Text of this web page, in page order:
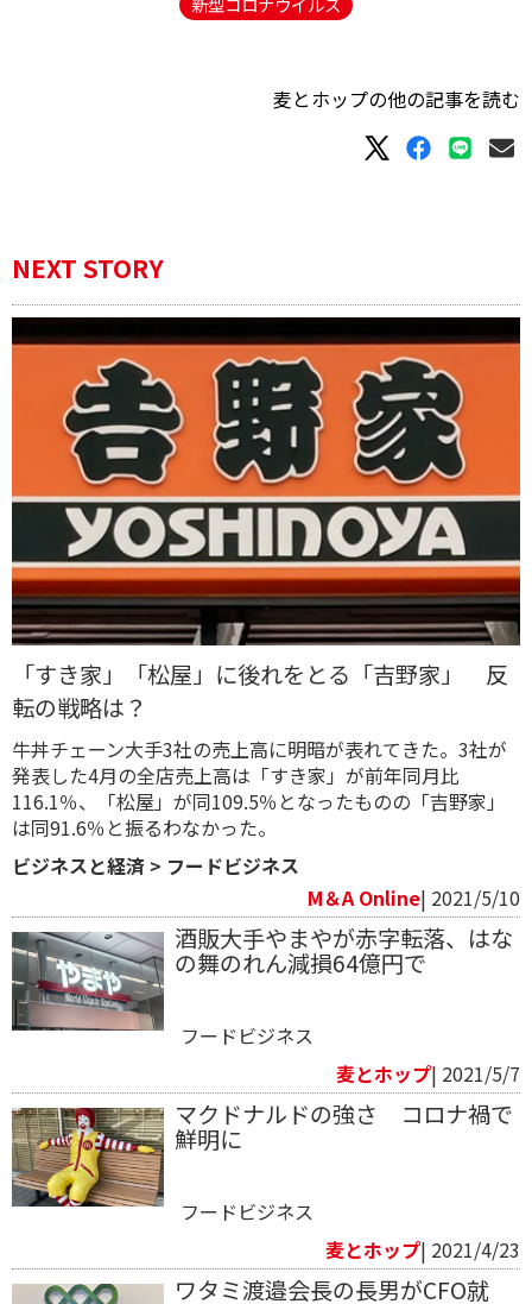
麦とホップの他の記事を読む
NEXT STORY
「すき家」「松屋」に後れをとる「吉野家」 反
転の戦略は？
牛丼チェーン大手3社の売上高に明暗が表れてきた。3社が
発表した4月の全店売上高は「すき家」が前年同月比
116.1％、「松屋」が同109.5％となったものの「吉野家」
は同91.6％と振るわなかった。
ビジネスと経済 > フードビジネス
M＆A Online| 2021/5/10
酒販大手やまやが赤字転落、はな
の舞のれん減損64億円で
フードビジネス
麦とホップ| 2021/5/7
マクドナルドの強さ コロナ禍で
鮮明に
フードビジネス
麦とホップ| 2021/4/23
ワタミ渡邉会長の長男がCFO就